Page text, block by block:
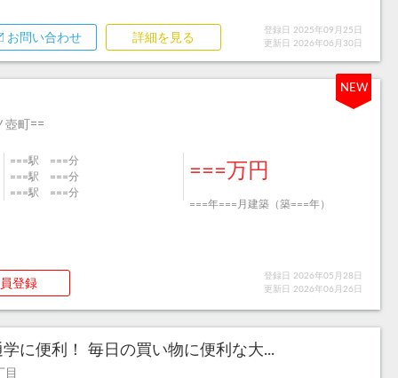
お問い合わせ 詳細を見る
登録日 2025年09月25日
更新日 2026年06月30日
NEW
壺町==
===駅 ===分
===駅 ===分
===駅 ===分
===万円
===年===月建築（築===年）
登録
登録日 2026年05月28日
更新日 2026年06月26日
に便利！ 毎日の買い物に便利な大...
目